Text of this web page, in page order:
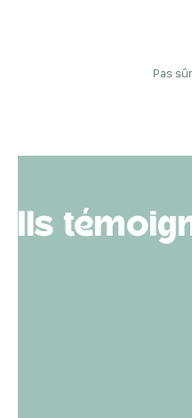
Pas
Ils